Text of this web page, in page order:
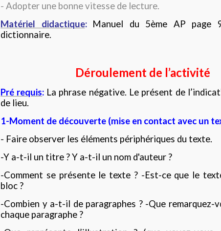
- Adopter une bonne vitesse de lecture.
Matériel didactique:
Manuel du 5ème AP page
dictionnaire.
Déroulement de l’activité
Pré requis: La phrase négative. Le présent de
de lieu.
1-Moment de découverte (mise en contact avec un
- Faire observer les éléments périphériques du texte.
-Y a-t-il un titre ? Y a-t-il un nom d'auteur ?
-Comment se présente le texte ? -Est-ce que le
bloc ?
-Combien y a-t-il de paragraphes ? -Que remarquez-
chaque paragraphe ?